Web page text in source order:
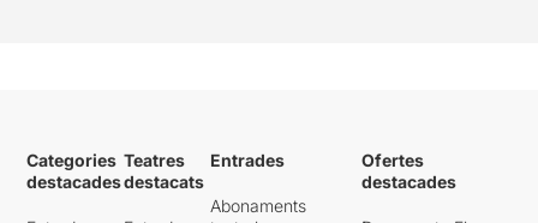
Categories
destacades
Teatres
destacats
Entrades
Abonaments
Ofertes
destacades